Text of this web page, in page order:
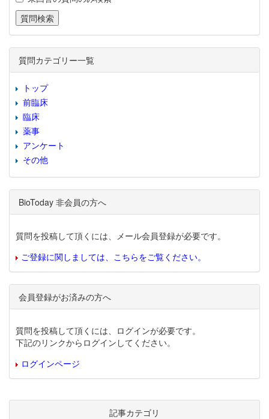
質問カテゴリー一覧
トップ
前臨床
臨床
薬事
アンケート
その他
BioToday 非会員の方へ
質問を投稿して頂くには、メール会員登録が必要です。
ご登録に関しましては、こちらをご覧ください。
会員登録がお済みの方へ
質問を投稿して頂くには、ログインが必要です。
下記のリンクからログインしてください。
ログインページ
記事カテゴリ